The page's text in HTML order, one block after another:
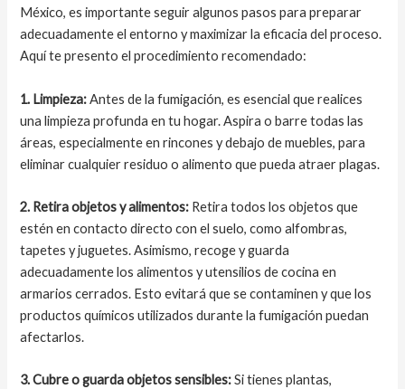
México, es importante seguir algunos pasos para preparar
adecuadamente el entorno y maximizar la eficacia del proceso.
Aquí te presento el procedimiento recomendado:
1. Limpieza:Antes de la fumigación, es esencial que realices
una limpieza profunda en tu hogar. Aspira o barre todas las
áreas, especialmente en rincones y debajo de muebles, para
eliminar cualquier residuo o alimento que pueda atraer plagas.
2. Retira objetos y alimentos: Retira todos los objetos que
estén en contacto directo con el suelo, como alfombras,
tapetes y juguetes. Asimismo, recoge y guarda
adecuadamente los alimentos y utensilios de cocina en
armarios cerrados. Esto evitará que se contaminen y que los
productos químicos utilizados durante la fumigación puedan
afectarlos.
3. Cubre o guarda objetos sensibles:Si tienes plantas,